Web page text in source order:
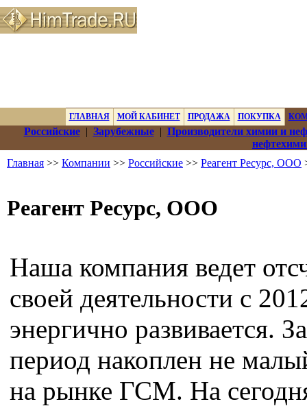
ГЛАВНАЯ МОЙ КАБИНЕТ ПРОДАЖА ПОКУПКА
Российские| Зарубежные| Производители химии и
Главная >> Компании >> Российские >> Реагент Ресурс, ООО
Реагент Ресурс, ООО
Наша компания ведет
своей деятельности с
энергично развивается.
период накоплен не
на рынке ГСМ. На